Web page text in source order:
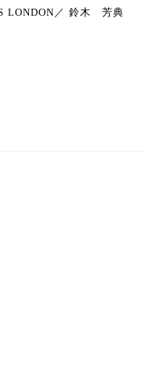
LONDON／ 鈴木 芳典